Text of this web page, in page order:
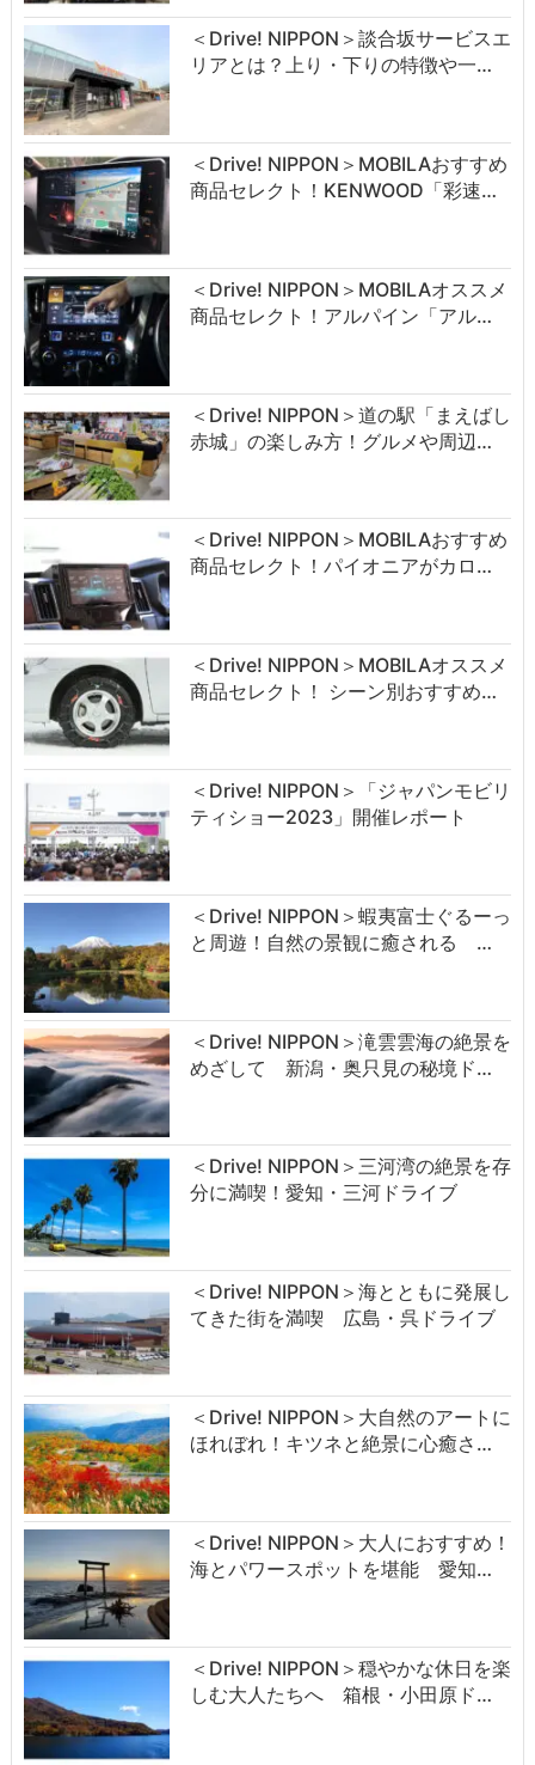
＜Drive! NIPPON＞談合坂サービスエ
リアとは？上り・下りの特徴や一…
＜Drive! NIPPON＞MOBILAおすすめ
商品セレクト！KENWOOD「彩速…
＜Drive! NIPPON＞MOBILAオススメ
商品セレクト！アルパイン「アル…
＜Drive! NIPPON＞道の駅「まえばし
赤城」の楽しみ方！グルメや周辺…
＜Drive! NIPPON＞MOBILAおすすめ
商品セレクト！パイオニアがカロ…
＜Drive! NIPPON＞MOBILAオススメ
商品セレクト！ シーン別おすすめ…
＜Drive! NIPPON＞「ジャパンモビリ
ティショー2023」開催レポート
＜Drive! NIPPON＞蝦夷富士ぐるーっ
と周遊！自然の景観に癒される …
＜Drive! NIPPON＞滝雲雲海の絶景を
めざして 新潟・奥只見の秘境ド…
＜Drive! NIPPON＞三河湾の絶景を存
分に満喫！愛知・三河ドライブ
＜Drive! NIPPON＞海とともに発展し
てきた街を満喫 広島・呉ドライブ
＜Drive! NIPPON＞大自然のアートに
ほれぼれ！キツネと絶景に心癒さ…
＜Drive! NIPPON＞大人におすすめ！
海とパワースポットを堪能 愛知…
＜Drive! NIPPON＞穏やかな休日を楽
しむ大人たちへ 箱根・小田原ド…